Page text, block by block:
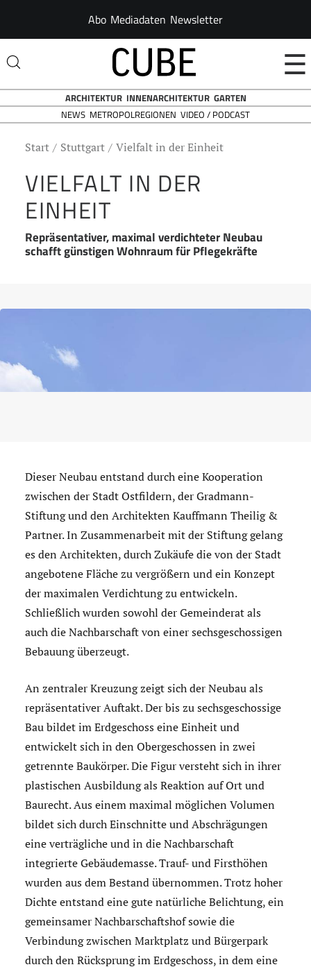
Abo Mediadaten Newsletter
☰
ARCHITEKTUR INNENARCHITEKTUR GARTEN
NEWS METROPOLREGIONEN VIDEO / PODCAST
Start Stuttgart Vielfalt in der Einheit
VIELFALT IN DER
EINHEIT
Repräsentativer, maximal verdichteter Neubau
schafft günstigen Wohnraum für Pflegekräfte
Dieser Neubau entstand durch eine Kooperation
zwischen der Stadt Ostfildern, der Gradmann-
Stiftung und den Architekten Kauffmann Theilig &
Partner. In Zusammenarbeit mit der Stiftung gelang
es den Architekten, durch Zukäufe die von der Stadt
angebotene Fläche zu vergrößern und ein Konzept
der maximalen Verdichtung zu entwickeln.
Schließlich wurden sowohl der Gemeinderat als
auch die Nachbarschaft von einer sechsgeschossigen
Bebauung überzeugt.
An zentraler Kreuzung zeigt sich der Neubau als
repräsentativer Auftakt. Der bis zu sechsgeschossige
Bau bildet im Erdgeschoss eine Einheit und
entwickelt sich in den Obergeschossen in zwei
getrennte Baukörper. Die Figur versteht sich in ihrer
plastischen Ausbildung als Reaktion auf Ort und
Baurecht. Aus einem maximal möglichen Volumen
bildet sich durch Einschnitte und Abschrägungen
eine verträgliche und in die Nachbarschaft
integrierte Gebäudemasse. Trauf- und Firsthöhen
wurden aus dem Bestand übernommen. Trotz hoher
Dichte entstand eine gute natürliche Belichtung, ein
gemeinsamer Nachbarschaftshof sowie die
Verbindung zwischen Marktplatz und Bürgerpark
durch den Rücksprung im Erdgeschoss, in dem eine